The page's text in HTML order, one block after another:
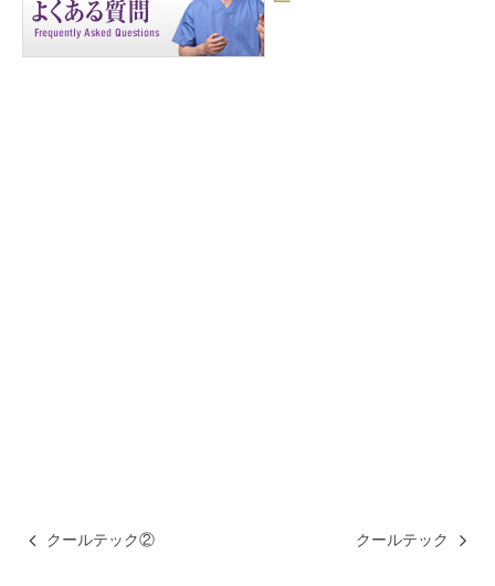
クールテック② クールテック